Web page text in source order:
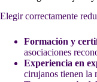
Elegir correctamente
Formación y
asociaciones
Experiencia en
cirujanos tienen la